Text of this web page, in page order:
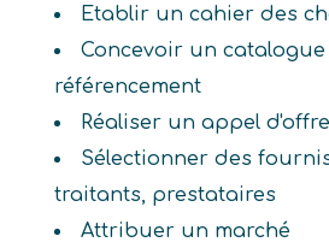
Etablir un cahier des
Concevoir un catalogue
référencement
Réaliser un appel d'offre
Sélectionner des
traitants, prestataires
Attribuer un marché